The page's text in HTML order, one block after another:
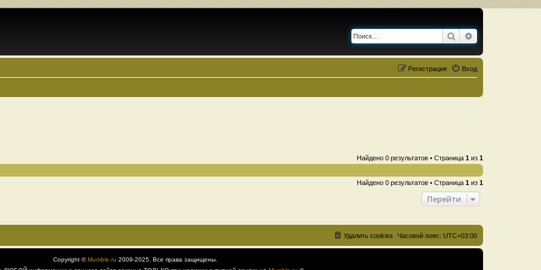
Поиск
Вход
Регистрация
Найдено 0 результатов • Страница 1 из 1
Найдено 0 результатов • Страница 1 из 1
Перейти
Часовой пояс: UTC+03:00
Удалить cookies
Copyright ©Mumble.ru 2009-2025. Все права защищены.